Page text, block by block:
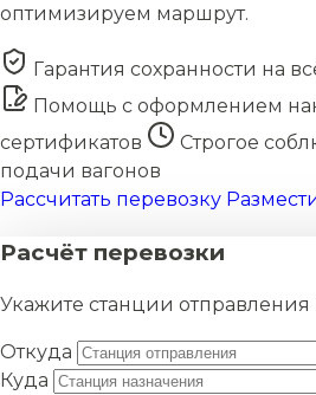
оптимизируем маршрут.
Гарантия сохранности на
Помощь с оформлением
сертификатов
Строгое
подачи вагонов
Рассчитать перевозку
Расчёт перевозки
Укажите станции отправления
Откуда
Куда